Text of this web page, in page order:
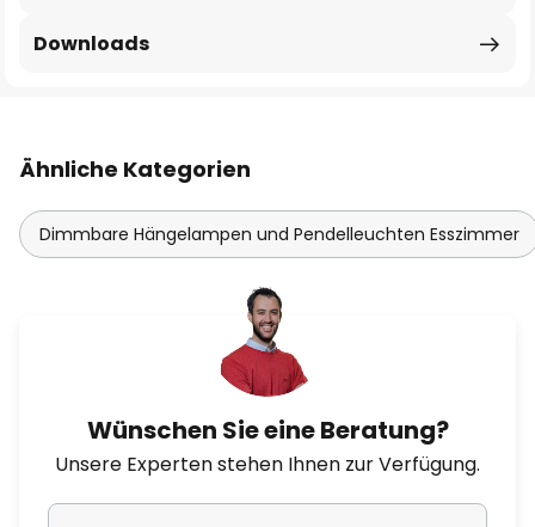
Downloads
Ähnliche Kategorien
Dimmbare Hängelampen und Pendelleuchten Esszimmer
Wünschen Sie eine Beratung?
Unsere Experten stehen Ihnen zur Verfügung.